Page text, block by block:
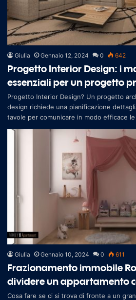
Giulia Gennaio 12, 2024 0 642
Progetto Interior Design: i
essenziali per un progetto
Progetto Interior Design? Un progetto
design richiede una pianificazione
tavole per comunicare in modo efficace
Giulia Gennaio 10, 2024 0 611
Frazionamento immobile
dividere un appartamento
Cosa fare se ci si trova di fronte a un